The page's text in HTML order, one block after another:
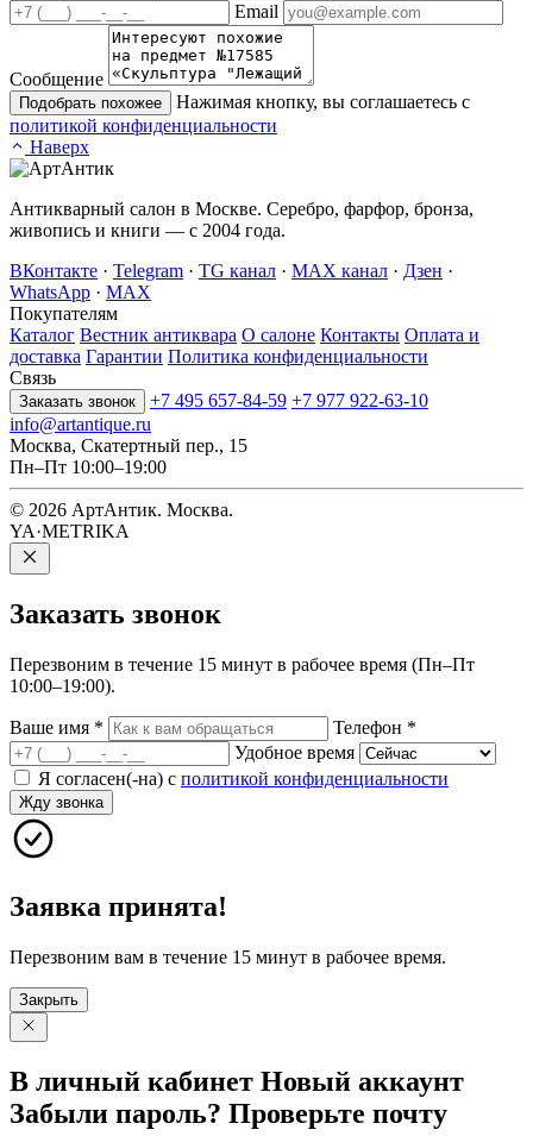
Email
Сообщение
Подобрать похожее
Нажимая кнопку, вы соглашаетесь с
политикой конфиденциальности
Наверх
Антикварный салон в Москве. Серебро, фарфор, бронза,
живопись и книги — с 2004 года.
ВКонтакте · Telegram · TG канал · MAX канал · Дзен ·
WhatsApp · MAX
Покупателям
Каталог Вестник антиквара О салоне Контакты Оплата и
доставка Гарантии Политика конфиденциальности
Связь
Заказать звонок +7 495 657-84-59 +7 977 922-63-10
info@artantique.ru
Москва, Скатертный пер., 15
Пн–Пт 10:00–19:00
© 2026 АртАнтик. Москва.
YA·METRIKA
Заказать звонок
Перезвоним в течение 15 минут в рабочее время (Пн–Пт
10:00–19:00).
Ваше имя * Телефон *
Удобное время
Я согласен(-на) с политикой конфиденциальности
Жду звонка
Заявка принята!
Перезвоним вам в течение 15 минут в рабочее время.
Закрыть
В личный кабинет Новый аккаунт
Забыли пароль? Проверьте почту